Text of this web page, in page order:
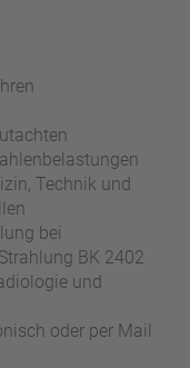
Technik und
bei
BK 2402
und
oder per Mail